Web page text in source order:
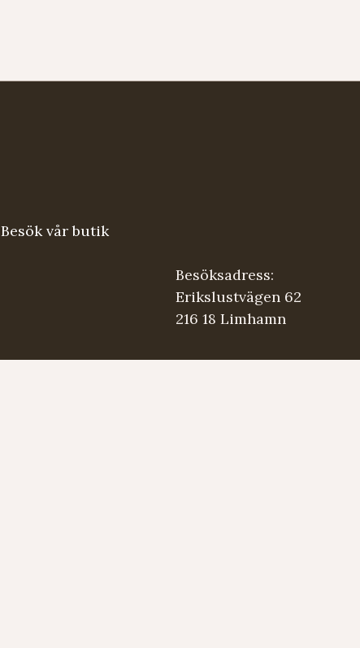
Besök vår butik
Besöksadress:
Erikslustvägen 62
216 18 Limhamn